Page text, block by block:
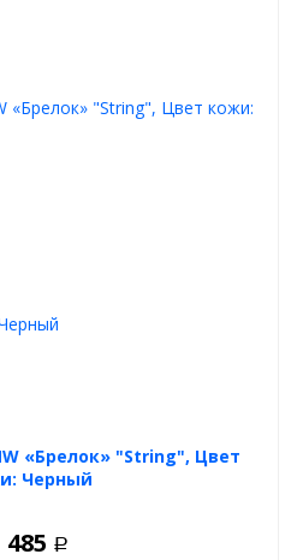
«Брелок» "String", Цвет
Черный
485 Р